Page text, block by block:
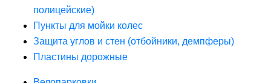
полицейские)
Пункты для мойки колес
Защита углов и стен (отбойники, демпферы)
Пластины дорожные